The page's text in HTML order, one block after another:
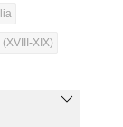
XIX)